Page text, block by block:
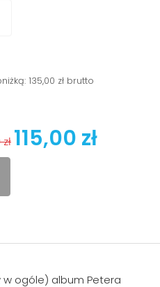
135,00 zł brutto
115,00 zł
ogóle) album Petera